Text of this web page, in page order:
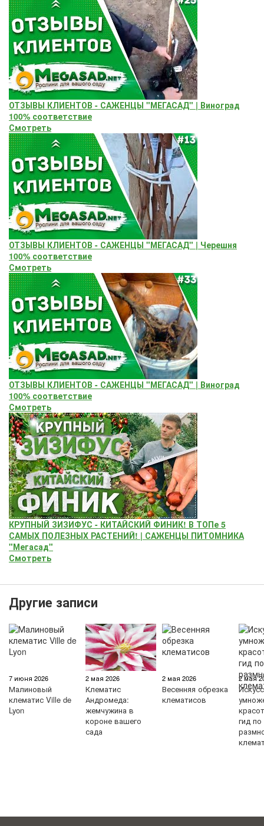
ОТЗЫВЫ КЛИЕНТОВ - САЖЕНЦЫ "МЕГАСАД" | Виноград
100% соответствие
Смотреть
ОТЗЫВЫ КЛИЕНТОВ - САЖЕНЦЫ "МЕГАСАД" | Черешня
100% соответствие
Смотреть
ОТЗЫВЫ КЛИЕНТОВ - САЖЕНЦЫ "МЕГАСАД" | Виноград
100% соответствие
Смотреть
КРУПНЫЙ ЗИЗИФУС - КИТАЙСКИЙ ФИНИК! В ТОПе 5
САМЫХ ПОЛЕЗНЫХ РАСТЕНИЙ! | САЖЕНЦЫ ПИТОМНИКА
"Мегасад"
Смотреть
Другие записи
7 июня 2026
Малиновый
клематис Ville de
Lyon
2 мая 2026
Клематис
Андромеда:
жемчужина в
короне вашего
сада
2 мая 2026
Весенняя обрезка
клематисов
2 мая
гид по